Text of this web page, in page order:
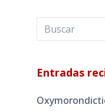
Entradas